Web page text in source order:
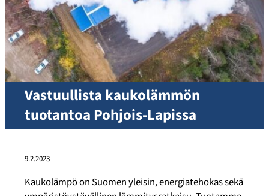
Vastuullista kaukolämmön
tuotantoa Pohjois-Lapissa
9.2.2023
Kaukolämpö on Suomen yleisin, energiatehokas sekä